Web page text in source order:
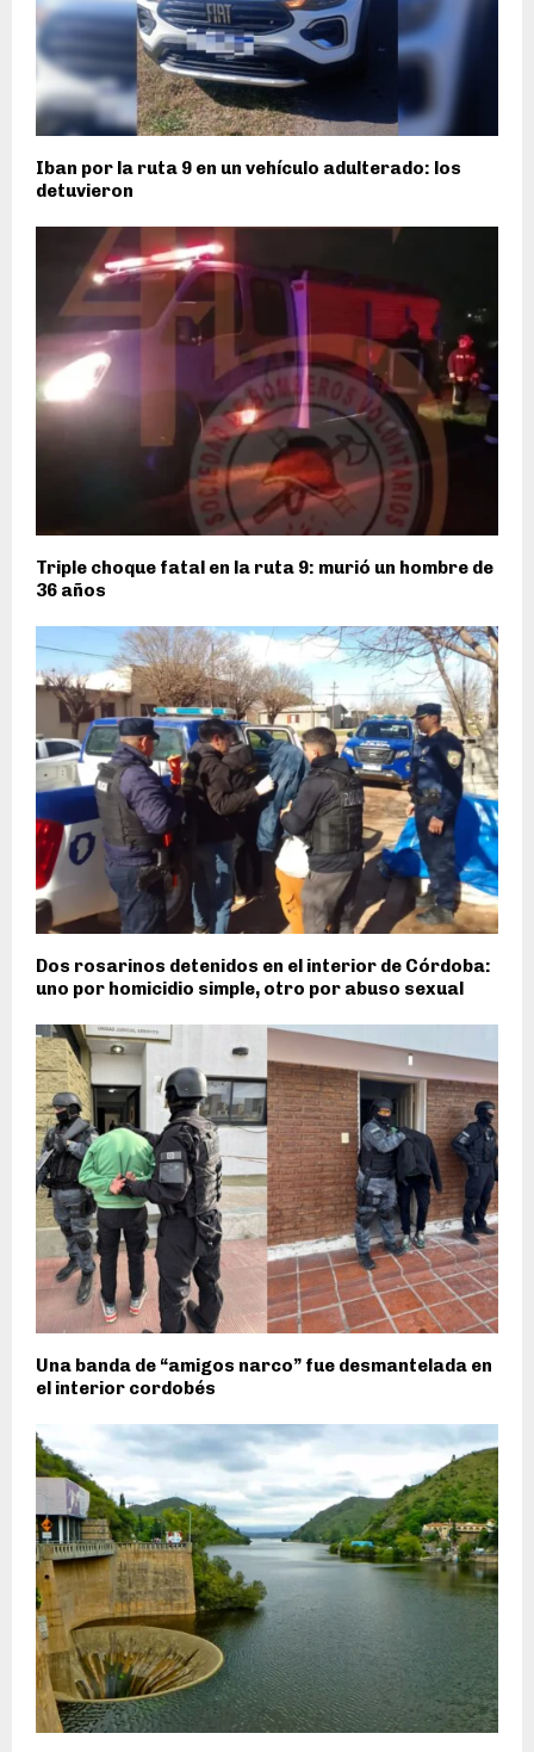
Iban por la ruta 9 en un vehículo adulterado: los
detuvieron
Triple choque fatal en la ruta 9: murió un hombre de
36 años
Dos rosarinos detenidos en el interior de Córdoba:
uno por homicidio simple, otro por abuso sexual
Una banda de “amigos narco” fue desmantelada en
el interior cordobés